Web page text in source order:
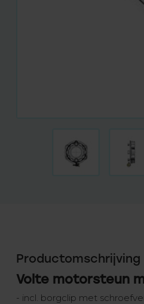
Productomschrijving
Volte motorsteun
- incl. borgclip met